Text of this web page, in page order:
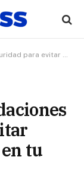
eléctricos en tu hogar
tu